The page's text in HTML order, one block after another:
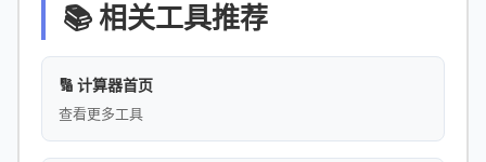
📚 相关工具推荐
🔢 计算器首页
查看更多工具